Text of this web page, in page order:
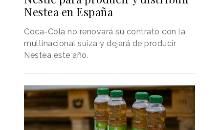
Nestea en España
Coca-Cola no renovará su contrato con la
multinacional suiza y dejará de producir
Nestea este año.